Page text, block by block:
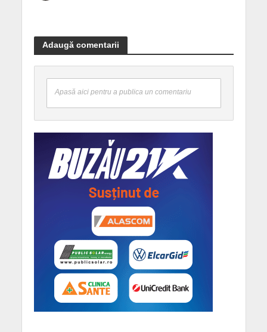
Adaugă comentarii
Apasă aici pentru a publica un comentariu